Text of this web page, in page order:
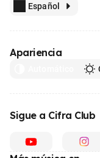
Español
Apariencia
Sigue a Cifra Club